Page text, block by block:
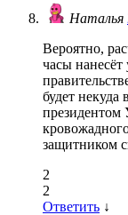
Наталья
Вероятно,
часы
будет некуда
защитником
2
2
Ответить ↓